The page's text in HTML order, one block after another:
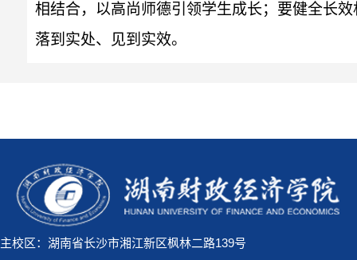
相结合，以高尚师德引领学生成长；要健全长
落到实处、见到实效。
主校区：湖南省长沙市湘江新区枫林二路139号